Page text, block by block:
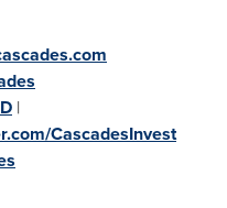
|
CascadesInvest